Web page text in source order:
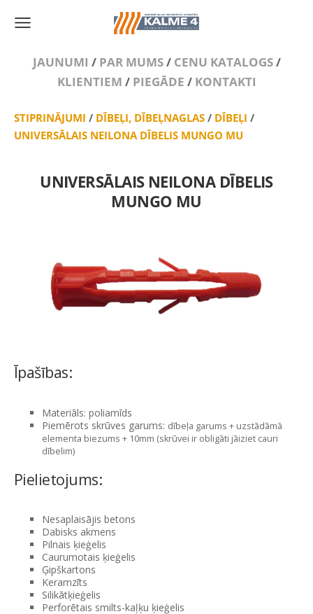
JAUNUMI / PAR MUMS/ CENU KATALOGS/
KLIENTIEM / PIEGĀDE / KONTAKTI
STIPRINĀJUMI / DĪBEĻI, DĪBEĻNAGLAS / DĪBEĻI /
UNIVERSĀLAIS NEILONA DĪBELIS MUNGO MU
UNIVERSĀLAIS NEILONA DĪBELIS
MUNGO MU
Īpašības:
Materiāls: poliamīds
Piemērots skrūves garums: dībeļa garums + uzstādāmā
elementa biezums + 10mm (skrūvei ir obligāti jāiziet cauri
dībelim)
Pielietojums:
Nesaplaisājis betons
Dabisks akmens
Pilnais ķieģelis
Caurumotais ķieģelis
Ģipškartons
Keramzīts
Silikātķieģelis
Perforētais smilts-kaļķu ķieģelis